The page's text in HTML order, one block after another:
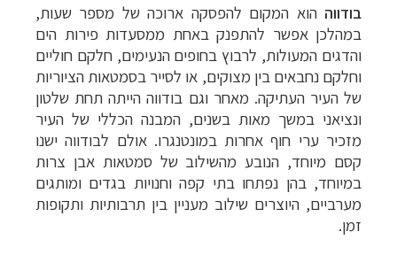
בודווה הוא המקום להפסקה ארוכה של מספר שעות,
במהלכן אפשר להתפנק באחת ממסעדות פירות הים
והדגים המעולות, לרבוץ בחופים הנעימים, חלקם חוליים
וחלקם נחבאים בין מצוקים, או לסייר בסמטאות הציוריות
של העיר העתיקה. מאחר וגם בודווה הייתה תחת שלטון
ונציאני במשך מאות בשנים, המבנה הכללי של העיר
מזכיר ערי חוף אחרות במונטנגרו. אולם לבודווה ישנו
קסם מיוחד, הנובע מהשילוב של סמטאות אבן צרות
במיוחד, בהן נפתחו בתי קפה וחנויות בגדים ומותגים
מערביים, היוצרים שילוב מעניין בין תרבותיות ותקופות
זמן.